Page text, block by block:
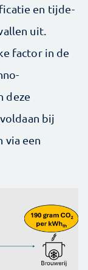
en tijde­
uit.
factor in de
deze
bij
via een